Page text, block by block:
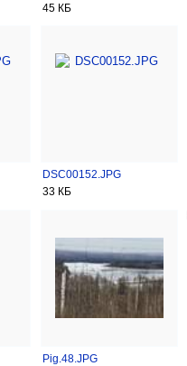
45 КБ
DSC00152.JPG
33 КБ
Pig.48.JPG